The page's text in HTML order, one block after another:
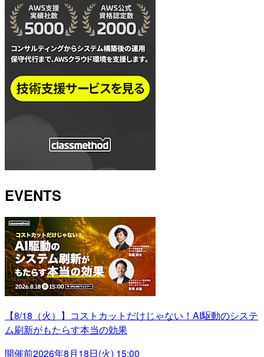
EVENTS
【8/18（火）】コストカットだけじゃない！AI駆動のシステ
ム刷新がもたらす本当の効果
開催前2026年8月18日(火) 15:00